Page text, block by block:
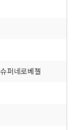
퍼네로베젤